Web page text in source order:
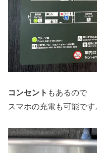
コンセント もあるので
スマホの充電も可能です